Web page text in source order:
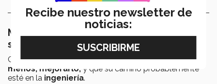
Mejorar el mundo en tecnología y
seguridad
Camila sabe quequiere cambiar el mundo, o al
menos, mejorarlo, y que su camino probablemente
esté en la ingeniería.
Recibe nuestro newsletter de
noticias: